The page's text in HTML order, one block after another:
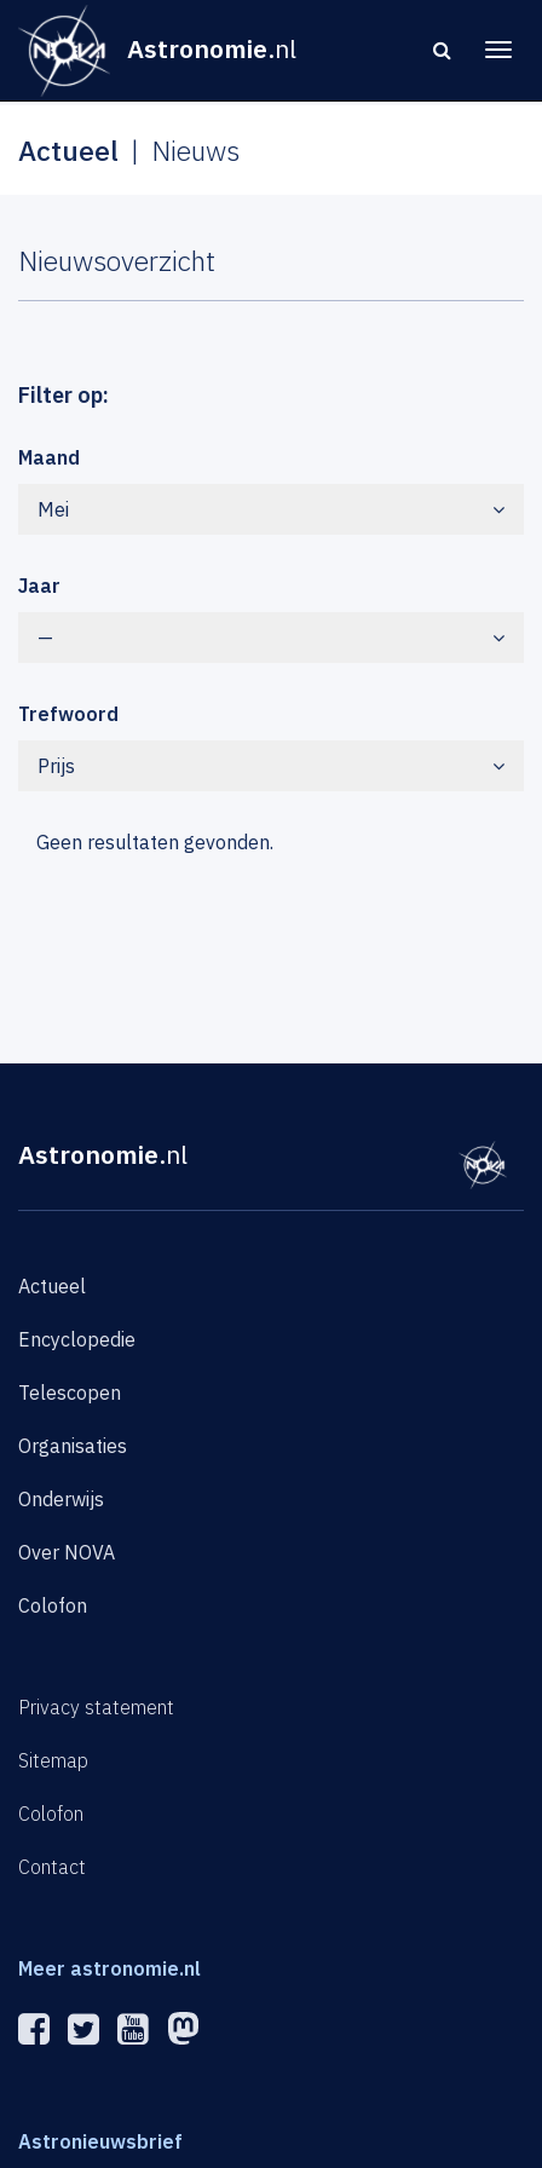
Astronomie.nl
Actueel Nieuws
Nieuwsoverzicht
Filter op:
Maand
Mei
Jaar
—
Trefwoord
Prijs
Geen resultaten gevonden.
Astronomie.nl
Actueel
Encyclopedie
Telescopen
Organisaties
Onderwijs
Over NOVA
Colofon
Privacy statement
Sitemap
Colofon
Contact
Meer astronomie.nl
Astronieuwsbrief